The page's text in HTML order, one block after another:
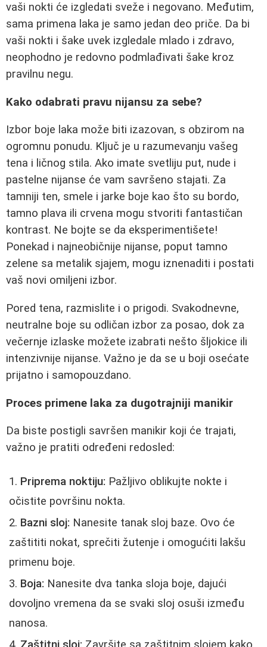
vaši nokti će izgledati sveže i negovano. Međutim,
sama primena laka je samo jedan deo priče. Da bi
vaši nokti i šake uvek izgledale mlado i zdravo,
neophodno je redovno podmlađivati šake kroz
pravilnu negu.
Kako odabrati pravu nijansu za sebe?
Izbor boje laka može biti izazovan, s obzirom na
ogromnu ponudu. Ključ je u razumevanju vašeg
tena i ličnog stila. Ako imate svetliju put, nude i
pastelne nijanse će vam savršeno stajati. Za
tamniji ten, smele i jarke boje kao što su bordo,
tamno plava ili crvena mogu stvoriti fantastičan
kontrast. Ne bojte se da eksperimentišete!
Ponekad i najneobičnije nijanse, poput tamno
zelene sa metalik sjajem, mogu iznenaditi i postati
vaš novi omiljeni izbor.
Pored tena, razmislite i o prigodi. Svakodnevne,
neutralne boje su odličan izbor za posao, dok za
večernje izlaske možete izabrati nešto šljokice ili
intenzivnije nijanse. Važno je da se u boji osećate
prijatno i samopouzdano.
Proces primene laka za dugotrajniji manikir
Da biste postigli savršen manikir koji će trajati,
važno je pratiti određeni redosled:
Priprema noktiju: Pažljivo oblikujte nokte i
očistite površinu nokta.
Bazni sloj: Nanesite tanak sloj baze. Ovo će
zaštititi nokat, sprečiti žutenje i omogućiti lakšu
primenu boje.
Boja: Nanesite dva tanka sloja boje, dajući
dovoljno vremena da se svaki sloj osuši između
nanosa.